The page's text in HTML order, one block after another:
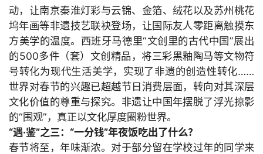
快
讯
更
多
页
面
动，让南京秦淮灯彩与云锦、金箔、绒花以及苏州桃花
坞年画等非遗技艺联袂登场，让国际友人零距离触摸东
方美学的温度。西班牙马德里“文创里的古代中国”展出
的500多件（套）文创精品，将三彩黑釉陶马等文物符
号转化为现代生活美学，实现了非遗的创造性转化……
世界对春节的兴趣已超越节日消费层面，转向对其深层
文化价值的尊重与探究。非遗让中国年摆脱了浮光掠影
的“围观”，真正以文化厚度圈粉世界。
“遇·鉴”之三：“一分钱”年夜饭吃出了什么？
春节将至，年味渐浓。对于部分留在学校过年的同学来